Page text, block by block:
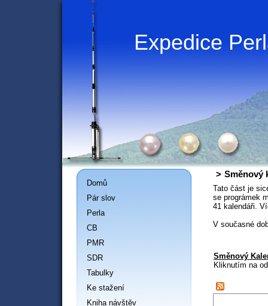
Expedice
Domů
Pár slov
Perla
CB
PMR
SDR
Tabulky
Ke stažení
Kniha návštěv
> Směnový
Tato část je
se prográmek
41 kalendáři.
V současné
Směnový
Kliknutím na